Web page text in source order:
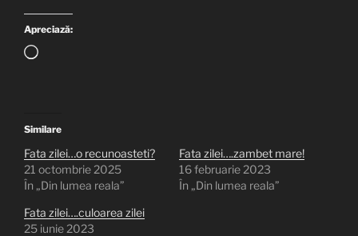
Apreciază:
Încarc...
Similare
Fata zilei…o recunoasteti?
21 octombrie 2025
În „Din lumea reala”
Fata zilei….zambet mare!
16 februarie 2023
În „Din lumea reala”
Fata zilei….culoarea zilei
25 iunie 2023